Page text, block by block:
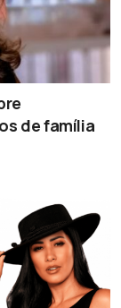
de família